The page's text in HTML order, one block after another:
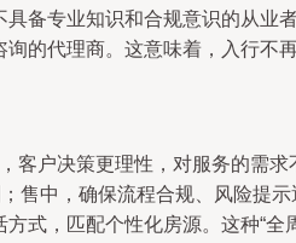
备专业知识和合规意识的从业
的代理商。这意味着，入行不
客户决策更理性，对服务的需
售中，确保流程合规、风险提
式，匹配个性化房源。这种“全